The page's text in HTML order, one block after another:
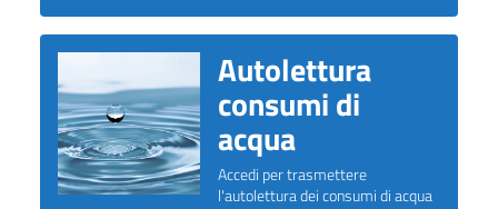
Autolettura
consumi di
acqua
Accedi per trasmettere
l'autolettura dei consumi di acqua